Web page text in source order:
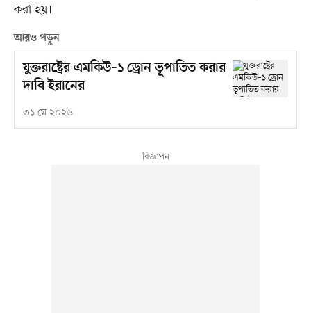
করা হয়।
আরও পড়ুন
যুক্তরাষ্ট্রের এমকিউ–১ ড্রোন ভূপাতিত করার
দাবি ইরানের
৩১ মে ২০২৬